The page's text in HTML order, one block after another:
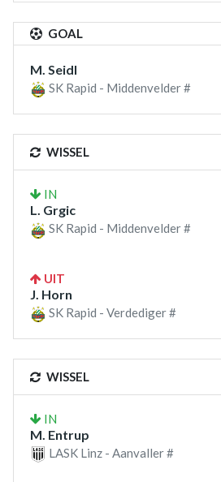
GOAL
M. Seidl
SK Rapid - Middenvelder #
WISSEL
IN
L. Grgic
SK Rapid - Middenvelder #
UIT
J. Horn
SK Rapid - Verdediger #
WISSEL
IN
M. Entrup
LASK Linz - Aanvaller #